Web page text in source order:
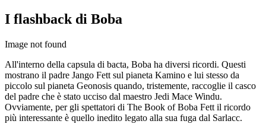
I flashback di Boba
Image not found
All'interno della capsula di bacta, Boba ha diversi ricordi. Questi
mostrano il padre Jango Fett sul pianeta Kamino e lui stesso da
piccolo sul pianeta Geonosis quando, tristemente, raccoglie il casco
del padre che è stato ucciso dal maestro Jedi Mace Windu.
Ovviamente, per gli spettatori di The Book of Boba Fett il ricordo
più interessante è quello inedito legato alla sua fuga dal Sarlacc.